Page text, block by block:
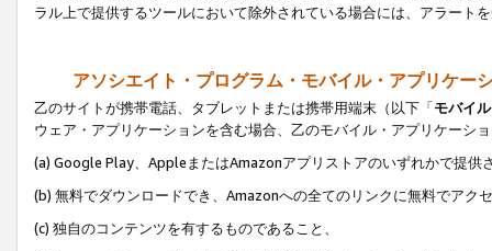
ラル上で提供するツールにおいて除外されている場合には、アラート
アソシエイト・プログラム・モバイル・アプリケー
乙のサイトが携帯電話、タブレットまたは携帯用端末（以下「モバイ
ウェア・アプリケーションを含む場合、乙のモバイル・アプリケーシ
(a) Google Play、AppleまたはAmazonアプリストアのいずれかで提供
(b) 無料でダウンロードでき、Amazonへの全てのリンクに無料でアク
(c) 独自のコンテンツを有するものであること、